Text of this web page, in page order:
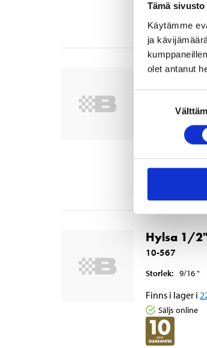
Tämä
Käytämme
ja
olet antanut
Hylsa 1/
10-566
1/2"
Finns i lager i
Säljs online
Hylsa 1/
10-567
Storlek: 9/16"
Finns i lager i
Säljs online